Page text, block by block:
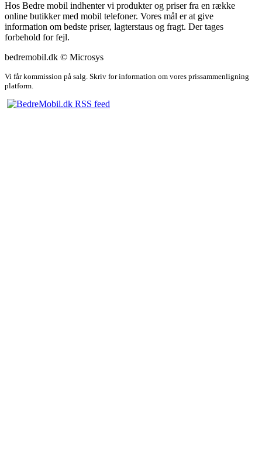
Hos Bedre mobil indhenter vi produkter og priser fra en række
online butikker med mobil telefoner. Vores mål er at give
information om bedste priser, lagterstaus og fragt. Der tages
forbehold for fejl.
bedremobil.dk © Microsys
Vi får kommission på salg. Skriv for information om vores prissammenligning
platform.